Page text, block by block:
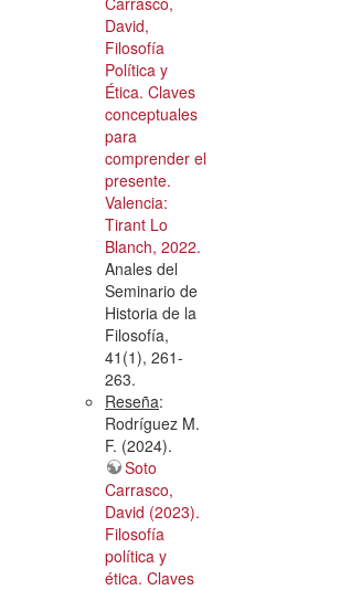
David,
Filosofía
Política y
Ética. Claves
conceptuales
para
comprender el
presente.
Valencia:
Tirant Lo
Blanch, 2022.
Anales del
Seminario de
Historia de la
Filosofía,
41(1), 261-
263.
Reseña:
Rodríguez M.
F. (2024).
Soto
Carrasco,
David (2023).
Filosofía
política y
ética. Claves